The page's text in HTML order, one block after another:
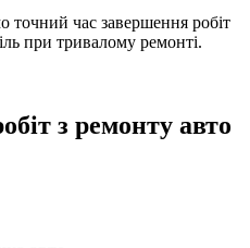
точний час завершення робіт
при тривалому ремонті.
з ремонту авто